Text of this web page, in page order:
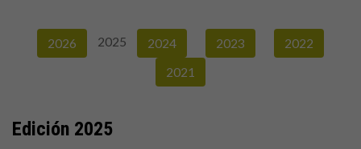
2026 2025 2024 2023
2022
2021
Edición 2025